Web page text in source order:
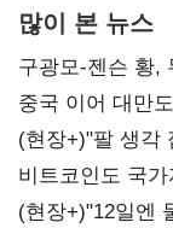
많이 본 뉴스
구광모-젠슨 황,
중국 이어 대만
(현장+)"팔 생각
20억 키맞추기
비트코인도 국
숙제
(현장+)"12일엔